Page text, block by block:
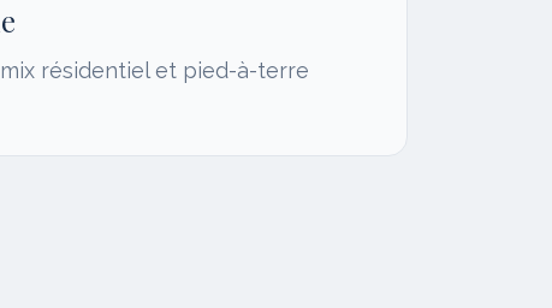
résidentiel et pied-à-terre